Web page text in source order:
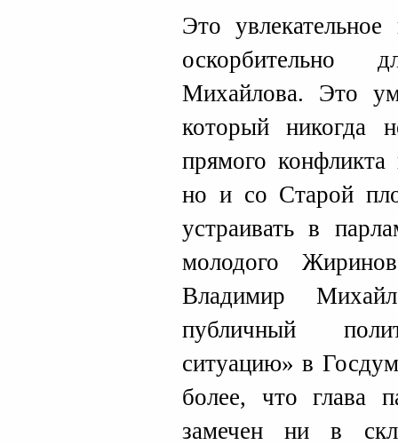
Это
оскорбительно
Михайлова. Это
который никогда
прямого
но и со Старой
устраивать в
молодого
Владимир
публичный
ситуацию» в
более, что глава
замечен ни в